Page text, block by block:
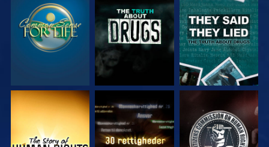
SE SE
SE SE SE